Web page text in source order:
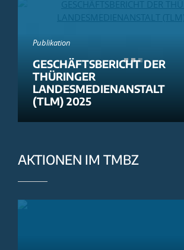
Publikation
GESCHÄFTSBERICHT DER
THÜRINGER
LANDESMEDIENANSTALT
(TLM) 2025
AKTIONEN IM TMBZ